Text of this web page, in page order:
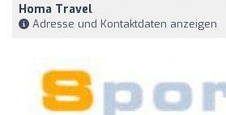
Homa Travel
Adresse und Kontaktdaten anzeigen